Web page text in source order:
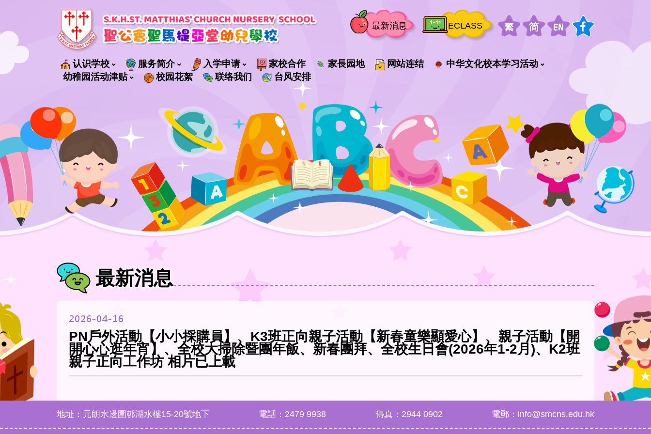
最新消息 ECLASS
认识学校 服务简介 入学申请 家校合作 家長园地 网站连结
中华文化校本学习活动
幼稚园活动津贴
校园花絮 联络我们 台风安排
最新消息
2026-04-16
PN戶外活動【小小採購員】、K3班正向親子活動【新春童樂顯愛心】、親子活動【開
開心心逛年宵】、全校大掃除暨團年飯、新春團拜、全校生日會(2026年1-2月)、K2班
親子正向工作坊 相片已上載
地址：元朗水邊圍邨湖水樓15-20號地下 電話：2479 9938 傳真：2944 0902 電郵：info@smcns.edu.hk